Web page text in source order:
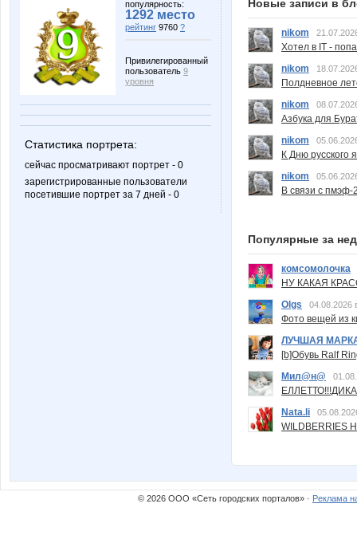
популярность:
1292 место
рейтинг 9760 ?
Привилегированный
пользователь 9
уровня
Статистика портрета:
сейчас просматривают портрет - 0
зарегистрированные пользователи
посетившие портрет за 7 дней - 0
Новые записи в
nikom
Хотел в IT -
nikom
Полдневное
nikom
Азбука для
nikom
К Дню русского
nikom
В связи с пмэф-
Популярные за
комсомолочка
НУ КАКАЯ
Olgs
04.08.2026
Фото вещей из
ЛУЧШАЯ
[b]Обувь Ralf
Мил@н@
Nata.li
© 2026 ООО «Сеть городских порталов» · Реклама